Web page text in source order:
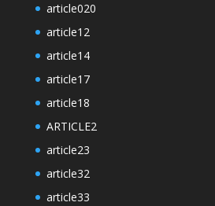
article020
article12
article14
article17
article18
ARTICLE2
article23
article32
article33